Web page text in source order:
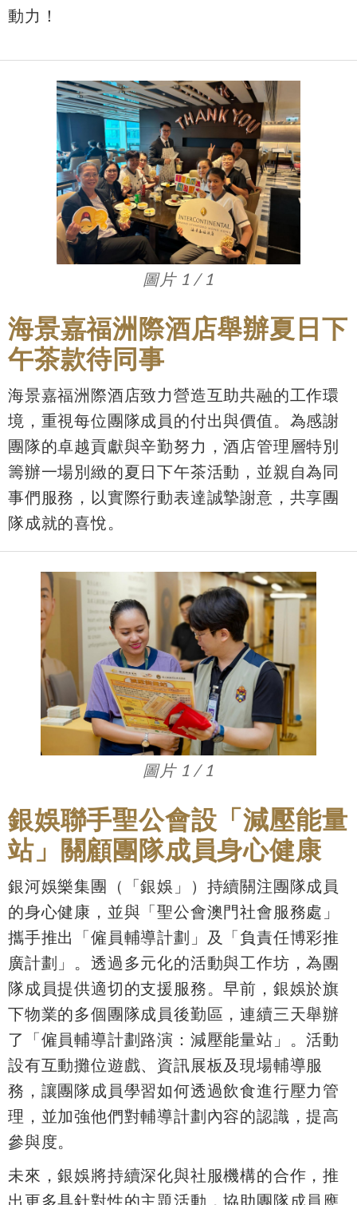
動力！
圖片 1 / 1
海景嘉福洲際酒店舉辦夏日下
午茶款待同事
海景嘉福洲際酒店致力營造互助共融的工作環
境，重視每位團隊成員的付出與價值。為感謝
團隊的卓越貢獻與辛勤努力，酒店管理層特別
籌辦一場別緻的夏日下午茶活動，並親自為同
事們服務，以實際行動表達誠摯謝意，共享團
隊成就的喜悅。
圖片 1 / 1
銀娛聯手聖公會設「減壓能量
站」關顧團隊成員身心健康
銀河娛樂集團（「銀娛」）持續關注團隊成員
的身心健康，並與「聖公會澳門社會服務處」
攜手推出「僱員輔導計劃」及「負責任博彩推
廣計劃」。透過多元化的活動與工作坊，為團
隊成員提供適切的支援服務。早前，銀娛於旗
下物業的多個團隊成員後勤區，連續三天舉辦
了「僱員輔導計劃路演：減壓能量站」。活動
設有互動攤位遊戲、資訊展板及現場輔導服
務，讓團隊成員學習如何透過飲食進行壓力管
理，並加強他們對輔導計劃內容的認識，提高
參與度。
未來，銀娛將持續深化與社服機構的合作，推
出更多具針對性的主題活動，協助團隊成員應